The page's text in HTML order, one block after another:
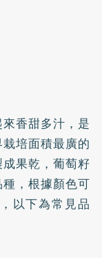
香甜多汁，是
培面積最廣的
果乾，葡萄籽
，根據顏色可
以下為常見品